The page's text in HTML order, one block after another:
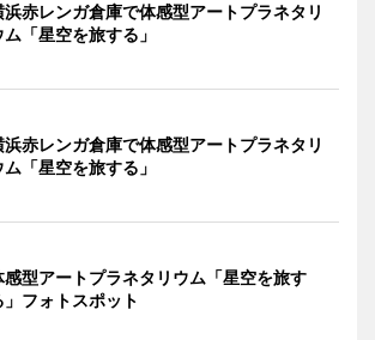
浜赤レンガ倉庫で体感型アートプラネタリ
ム「星空を旅する」
浜赤レンガ倉庫で体感型アートプラネタリ
ム「星空を旅する」
感型アートプラネタリウム「星空を旅す
」フォトスポット